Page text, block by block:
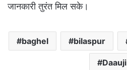
जानकारी तुरंत मिल सके।
baghel bilaspur
Daauji